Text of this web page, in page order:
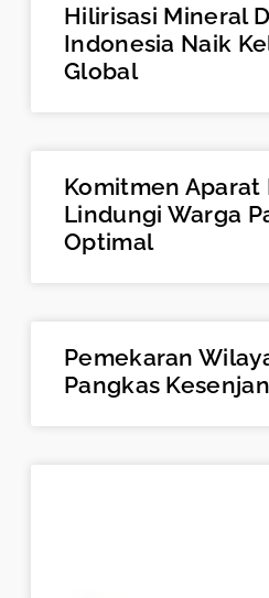
Hilirisasi Mineral
Indonesia Naik
Global
Komitmen Aparat
Lindungi Warga
Optimal
Pemekaran
Pangkas